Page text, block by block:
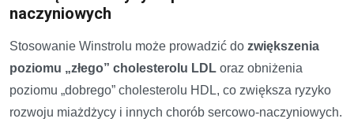
naczyniowych
Stosowanie Winstrolu może prowadzić do zwiększenia
poziomu „złego” cholesterolu LDL oraz obniżenia
poziomu „dobrego” cholesterolu HDL, co zwiększa ryzyko
rozwoju miażdżycy i innych chorób sercowo-naczyniowych.